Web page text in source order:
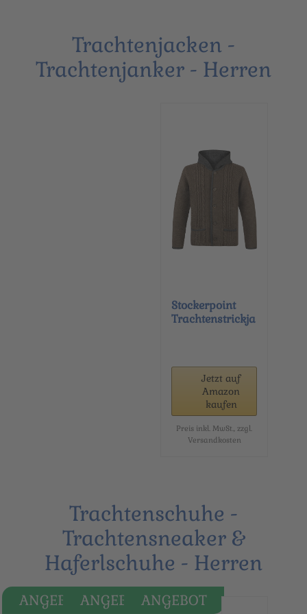
Trachtenjacken -
Trachtenjanker - Herren
Stockerpoint
Trachtenstrickja
Jetzt auf
Amazon
kaufen
Preis inkl. MwSt., zzgl.
Versandkosten
Trachtenschuhe -
Trachtensneaker &
Haferlschuhe - Herren
ANGEBOTANGEBOTANGEBOT